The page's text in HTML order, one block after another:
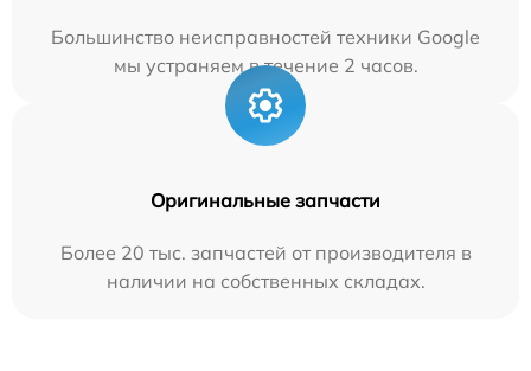
Большинство неисправностей техники Google
мы устраняем в течение 2 часов.
Оригинальные запчасти
Более 20 тыс. запчастей от производителя в
наличии на собственных складах.